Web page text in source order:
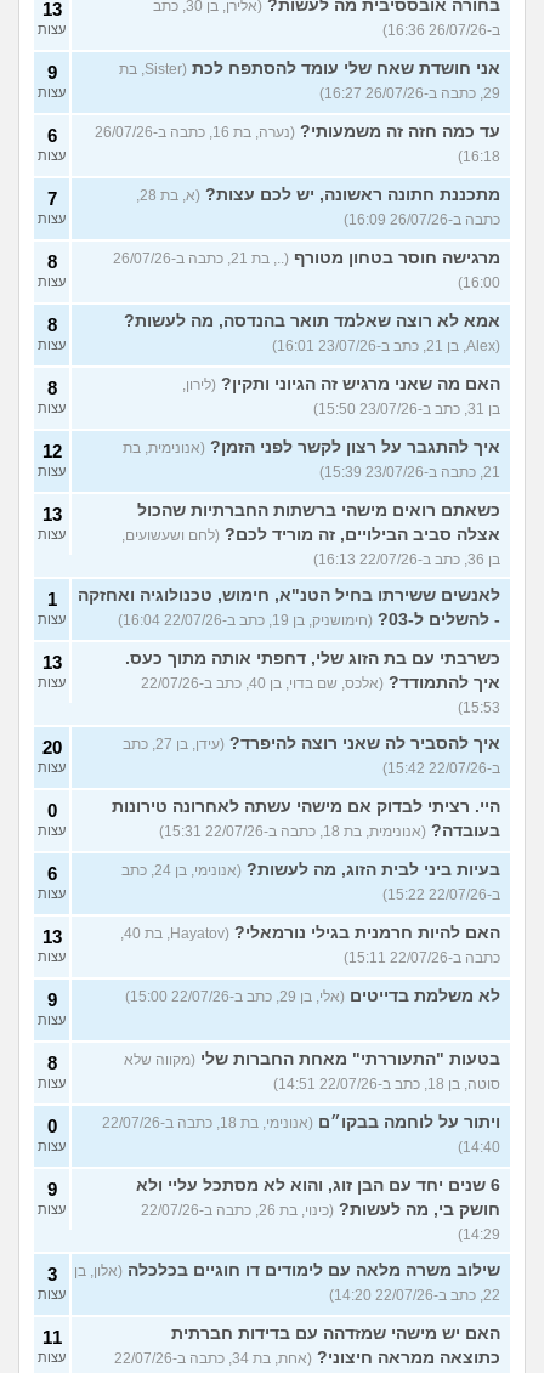
בחורה אובססיבית מה לעשות?
(אלירן, בן 30, כתב
ב-26/07/26 16:36)
13
עצות
אני חושדת שאח שלי עומד להסתפח לכת
(Sister, בת
29, כתבה ב-26/07/26 16:27)
9
עצות
עד כמה חזה זה משמעותי?
(נערה, בת 16, כתבה ב-26/07/26
16:18)
6
עצות
מתכננת חתונה ראשונה, יש לכם עצות?
(א, בת 28,
כתבה ב-26/07/26 16:09)
7
עצות
מרגישה חוסר בטחון מטורף
(.., בת 21, כתבה ב-26/07/26
16:00)
8
עצות
אמא לא רוצה שאלמד תואר בהנדסה, מה לעשות?
(Alex, בן 21, כתב ב-23/07/26 16:01)
8
עצות
האם מה שאני מרגיש זה הגיוני ותקין? (לירון,
בן 31, כתב ב-23/07/26 15:50)
8
עצות
איך להתגבר על רצון לקשר לפני הזמן? (אנונימית, בת
21, כתבה ב-23/07/26 15:39)
12
עצות
כשאתם רואים מישהי ברשתות החברתיות שהכול
אצלה סביב הבילויים, זה מוריד לכם? (לחם ושעשועים,
בן 36, כתב ב-22/07/26 16:13)
13
עצות
לאנשים ששירתו בחיל הטנ"א, חימוש, טכנולוגיה ואחזקה
- להשלים ל-03?
(חימושניק, בן 19, כתב ב-22/07/26 16:04)
1
עצות
כשרבתי עם בת הזוג שלי, דחפתי אותה מתוך כעס.
איך להתמודד?
(אלכס, שם בדוי, בן 40, כתב ב-22/07/26
15:53)
13
עצות
איך להסביר לה שאני רוצה להיפרד?
(עידן, בן 27, כתב
ב-22/07/26 15:42)
20
עצות
היי. רציתי לבדוק אם מישהי עשתה לאחרונה טירונות
בעובדה? (אנונימית, בת 18, כתבה ב-22/07/26 15:31)
0
עצות
בעיות ביני לבית הזוג, מה לעשות?
(אנונימי, בן 24, כתב
ב-22/07/26 15:22)
6
עצות
האם להיות חרמנית בגילי נורמאלי?
(Hayatov, בת 40,
כתבה ב-22/07/26 15:11)
13
עצות
לא משלמת בדייטים (אלי, בן 29, כתב ב-22/07/26 15:00) 9
עצות
בטעות "התעוררתי" מאחת החברות שלי (מקווה שלא
סוטה, בן 18, כתב ב-22/07/26 14:51)
8
עצות
ויתור על לוחמה בבקו״ם
(אנונימי, בת 18, כתבה ב-22/07/26
14:40)
0
עצות
6 שנים יחד עם הבן זוג, והוא לא מסתכל עליי ולא
חושק בי, מה לעשות?
(כינוי, בת 26, כתבה ב-22/07/26
14:29)
9
עצות
שילוב משרה מלאה עם לימודים דו חוגיים בכלכלה (אלון, בן
22, כתב ב-22/07/26 14:20)
3
עצות
האם יש מישהי שמזדהה עם בדידות חברתית
כתוצאה ממראה חיצוני?
(אחת, בת 34, כתבה ב-22/07/26
11
עצות